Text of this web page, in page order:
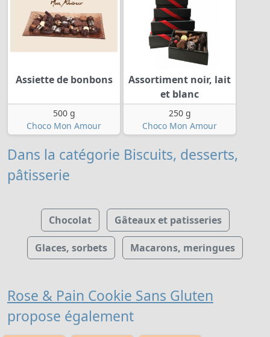
Assiette de bonbons
500 g
Choco Mon Amour
Assortiment noir, lait
et blanc
250 g
Choco Mon Amour
Dans la catégorie Biscuits, desserts,
pâtisserie
Chocolat Gâteaux et patisseries
Glaces, sorbets Macarons, meringues
Rose & Pain Cookie Sans Gluten
propose également